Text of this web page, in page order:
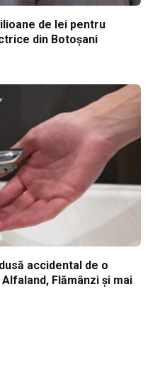
de lei pentru
din Botoșani
accidental de o
Flămânzi și mai